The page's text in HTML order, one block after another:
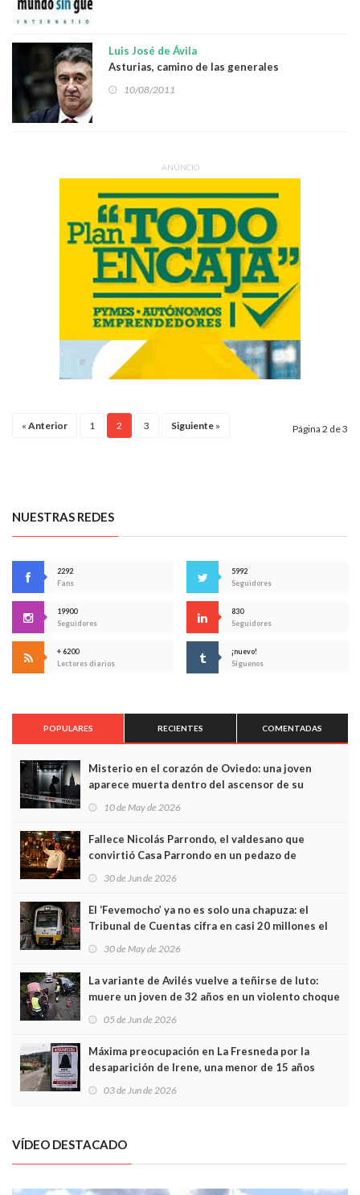
Luis José de Ávila
Asturias, camino de las generales
10/08/2011
ANUNCIO
« Anterior 1 2 3 Siguiente » Página 2 de 3
NUESTRAS REDES
2292
Fans
5992
Seguidores
19900
Seguidores
830
Seguidores
+ 6200
Lectores diarios
¡nuevo!
Síguenos
POPULARES RECIENTES COMENTADAS
Misterio en el corazón de Oviedo: una joven
aparece muerta dentro del ascensor de su
edificio y las cámaras captan sus últimos minutos
10 de May de 2026
Fallece Nicolás Parrondo, el valdesano que
convirtió Casa Parrondo en un pedazo de
Asturias en Madrid
30 de Jun de 2026
El ‘Fevemocho’ ya no es solo una chapuza: el
Tribunal de Cuentas cifra en casi 20 millones el
sobrecoste de los trenes que no cabían por los
30 de May de 2026
La variante de Avilés vuelve a teñirse de luto:
muere un joven de 32 años en un violento choque
frontal
05 de Jun de 2026
Máxima preocupación en La Fresneda por la
desaparición de Irene, una menor de 15 años
03 de Jun de 2026
VÍDEO DESTACADO